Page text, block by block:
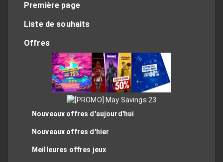
Première page
Liste de souhaits
Offres
Nouveaux offres d'aujourd'hui
Nouveaux offres d'hier
Meilleures offres jeux